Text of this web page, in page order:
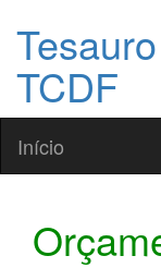
TCDF
Início